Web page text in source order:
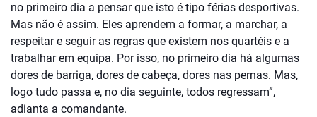
no primeiro dia a pensar que isto é tipo férias desportivas.
Mas não é assim. Eles aprendem a formar, a marchar, a
respeitar e seguir as regras que existem nos quartéis e a
trabalhar em equipa. Por isso, no primeiro dia há algumas
dores de barriga, dores de cabeça, dores nas pernas. Mas,
logo tudo passa e, no dia seguinte, todos regressam”,
adianta a comandante.